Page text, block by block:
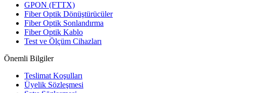
GPON (FTTX)
Fiber Optik Dönüştürücüler
Fiber Optik Sonlandırma
Fiber Optik Kablo
Test ve Ölçüm Cihazları
Önemli Bilgiler
Teslimat Koşulları
Üyelik Sözleşmesi